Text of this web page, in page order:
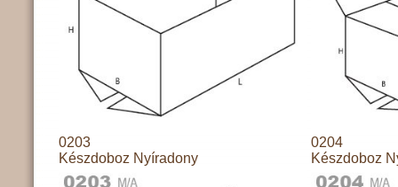
0203
Készdoboz Nyíradony
0204
Készdoboz